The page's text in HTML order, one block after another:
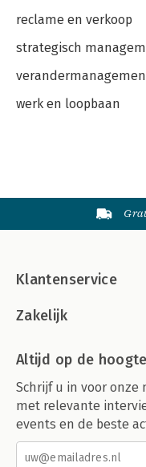
reclame en verkoop
strategisch
werk en loopbaan
Klantenservice
Zakelijk
Altijd op de hoogte
Schrijf u in voor
met relevante
events en de beste